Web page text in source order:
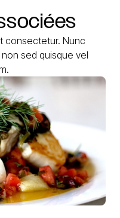
consectetur. Nunc
sed quisque vel